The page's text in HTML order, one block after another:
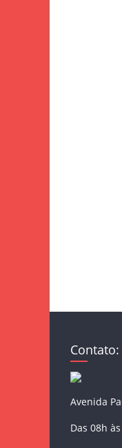
Contato:
Avenida
Das 08h